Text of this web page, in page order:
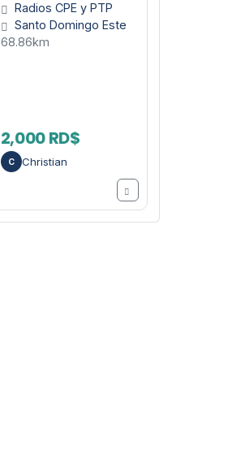
Radios CPE y PTP
Santo Domingo Este
68.86km
2,000 RD$
C Christian